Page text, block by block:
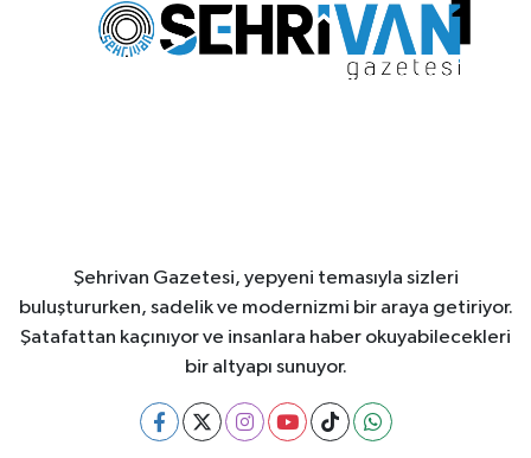
Şehrivan Gazetesi, yepyeni temasıyla sizleri
buluştururken, sadelik ve modernizmi bir araya getiriyor.
Şatafattan kaçınıyor ve insanlara haber okuyabilecekleri
bir altyapı sunuyor.